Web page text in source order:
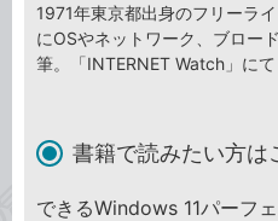
1971年東京都出身のフリーラ
にOSやネットワーク、ブロー
筆。「INTERNET Watch」にて
書籍で読みたい方は
できるWindows 11パーフ